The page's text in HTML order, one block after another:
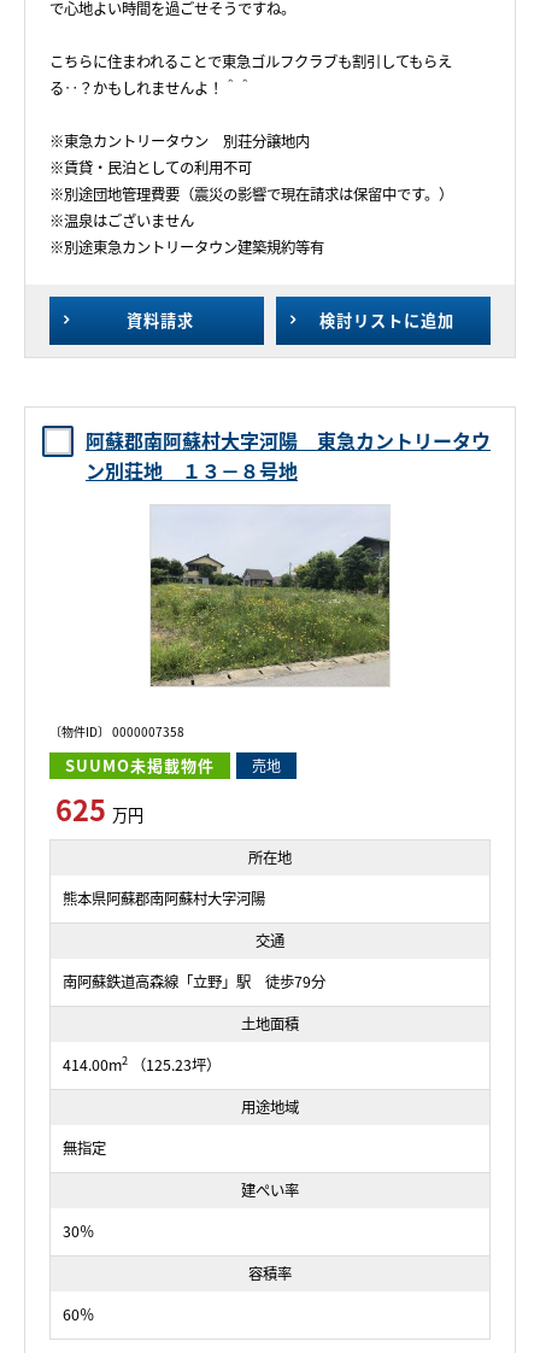
資料請求 検討リストに追加
で心地よい時間を過ごせそうですね。
こちらに住まわれることで東急ゴルフクラブも割引してもらえ
る‥？かもしれませんよ！＾＾
※東急カントリータウン 別荘分譲地内
※賃貸・民泊としての利用不可
※別途団地管理費要（震災の影響で現在請求は保留中です。）
※温泉はございません
※別途東急カントリータウン建築規約等有
阿蘇郡南阿蘇村大字河陽 東急カントリータウ
ン別荘地 １３－８号地
〔物件ID〕 0000007358
SUUMO未掲載物件 売地
625 万円
所在地
熊本県阿蘇郡南阿蘇村大字河陽
交通
南阿蘇鉄道高森線「立野」駅 徒歩79分
土地面積
414.00m2
（125.23坪）
用途地域
無指定
建ぺい率
30％
容積率
60％